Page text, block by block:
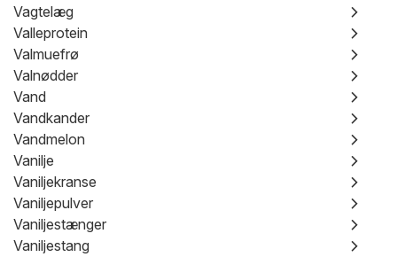
Vagtelæg
Valleprotein
Valmuefrø
Valnødder
Vand
Vandkander
Vandmelon
Vanilje
Vaniljekranse
Vaniljepulver
Vaniljestænger
Vaniljestang